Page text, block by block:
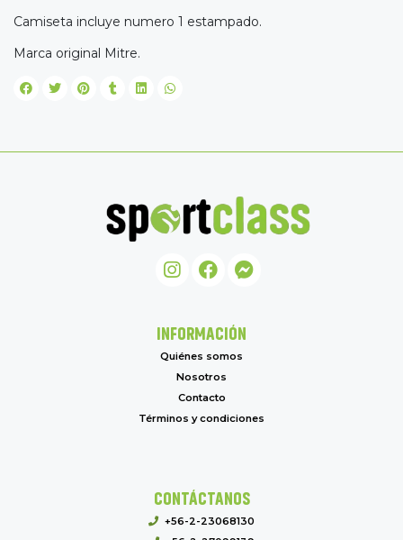
Camiseta incluye numero 1 estampado.
Marca original Mitre.
INFORMACIÓN
Quiénes somos
Nosotros
Contacto
Términos y condiciones
CONTÁCTANOS
+56-2-23068130